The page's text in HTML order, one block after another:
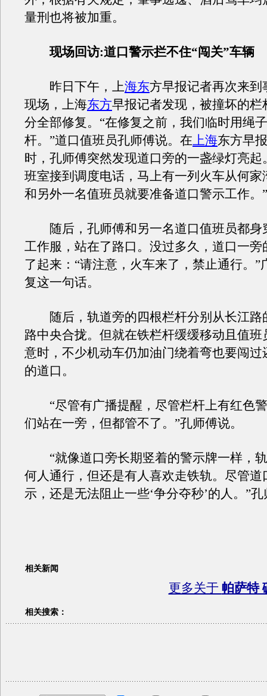
量刑也将被加重。
现场回访:道口警示拦不住“闯关”车辆
昨日下午，上海东方早报记者再次来到
现场，上海东方早报记者发现，被撞坏的栏
分全部修复。“在修复之前，我们临时用绳
杆。”道口值班员孔师傅说。在上海东方早
时，孔师傅突然发现道口旁的一盏绿灯亮起
班室接到调度电话，马上有一列火车从何家
和另外一名值班员就要准备道口警示工作。
随后，孔师傅和另一名道口值班员都身
工作服，站在了路口。没过多久，道口一旁
了起来：“请注意，火车来了，禁止通行。”
复这一句话。
随后，轨道旁的四根栏杆分别从长江路
路中央合拢。但就在铁栏杆缓缓移动且值班
意时，不少机动车仍加油门绕着弯也要闯过
的道口。
“尽管有广播提醒，尽管栏杆上有红色
们站在一旁，但都管不了。”孔师傅说。
“就像道口旁长期竖着的警示牌一样，
何人通行，但还是有人喜欢走铁轨。尽管道
示，还是无法阻止一些‘争分夺秒’的人。”
相关新闻
更多关于 帕萨特
相关搜索：